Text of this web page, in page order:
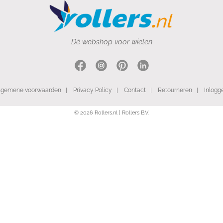
Dé webshop voor wielen
voorwaarden | Privacy Policy | Contact | Retourneren |
© 2026 Rollers.nl | Rollers B.V.